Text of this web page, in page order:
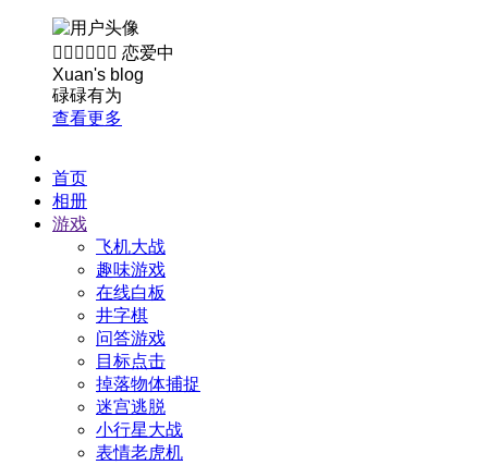
👨🏻‍❤️‍💋‍👩🏻 恋爱中
Xuan's blog
碌碌有为
查看更多
首页
相册
游戏
飞机大战
趣味游戏
在线白板
井字棋
问答游戏
目标点击
掉落物体捕捉
迷宫逃脱
小行星大战
表情老虎机